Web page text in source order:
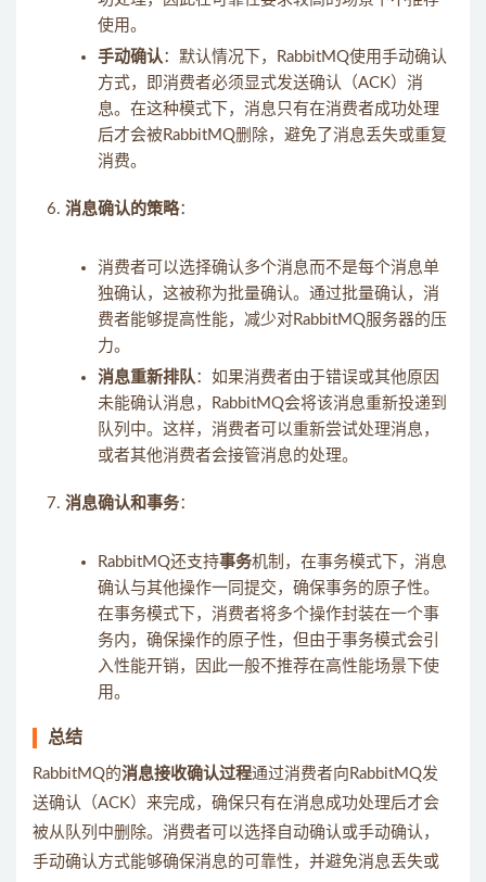
使用。
手动确认：默认情况下，RabbitMQ使用手动确认
方式，即消费者必须显式发送确认（ACK）消
息。在这种模式下，消息只有在消费者成功处理
后才会被RabbitMQ删除，避免了消息丢失或重复
消费。
消息确认的策略：
消费者可以选择确认多个消息而不是每个消息单
独确认，这被称为批量确认。通过批量确认，消
费者能够提高性能，减少对RabbitMQ服务器的压
力。
消息重新排队：如果消费者由于错误或其他原因
未能确认消息，RabbitMQ会将该消息重新投递到
队列中。这样，消费者可以重新尝试处理消息，
或者其他消费者会接管消息的处理。
消息确认和事务：
RabbitMQ还支持事务机制，在事务模式下，消息
确认与其他操作一同提交，确保事务的原子性。
在事务模式下，消费者将多个操作封装在一个事
务内，确保操作的原子性，但由于事务模式会引
入性能开销，因此一般不推荐在高性能场景下使
用。
总结
RabbitMQ的消息接收确认过程通过消费者向RabbitMQ发
送确认（ACK）来完成，确保只有在消息成功处理后才会
被从队列中删除。消费者可以选择自动确认或手动确认，
手动确认方式能够确保消息的可靠性，并避免消息丢失或